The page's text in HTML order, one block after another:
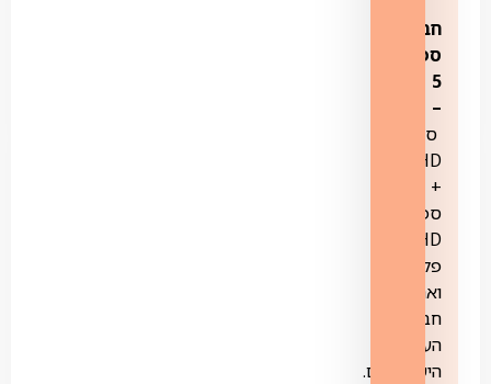
חבילת
ספורט
5
–
ספורט
5HD
+
ספורט
5HD
פלוס
ואת
חבילת
הערוצים
הישראליים.